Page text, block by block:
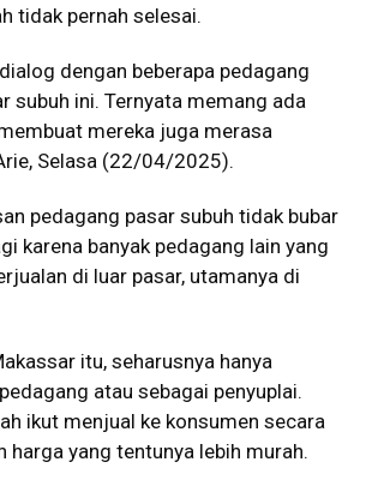
tidak pernah selesai.
dengan beberapa pedagang
subuh ini. Ternyata memang ada
mereka juga merasa
Selasa (22/04/2025).
pedagang pasar subuh tidak bubar
karena banyak pedagang lain yang
di luar pasar, utamanya di
itu, seharusnya hanya
atau sebagai penyuplai.
ikut menjual ke konsumen secara
harga yang tentunya lebih murah.